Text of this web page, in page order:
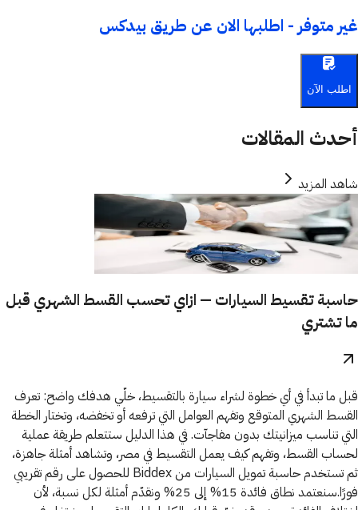
غير متوفر - اطلبها الان عن طريق بيدكس
اطلب الآن
أحدث المقالات
شاهد المزيد
حاسبة تقسيط السيارات — ازاي تحسب القسط الشهري قبل
ما تشتري
قبل ما تبدأ في أي خطوة لشراء سيارة بالتقسيط، خلّي هدفك واضح: تعرف
القسط الشهري المتوقع وتفهم العوامل التي ترفعه أو تخفضه، وتختار الخطة
التي تناسب ميزانيتك بدون مفاجآت. في هذا الدليل ستتعلم طريقة عملية
لحساب القسط، وتفهم كيف يعمل التقسيط في مصر، وتشاهد أمثلة جاهزة،
ثم تستخدم حاسبة تمويل السيارات من Biddex للحصول على رقم تقريبي
فورًا.سنعتمد نطاق فائدة 15% إلى 25% ونقدّم أمثلة لكل نسبة، لأن